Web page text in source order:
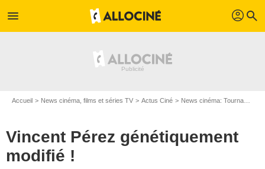
menu profil search
Accueil News cinéma, films et séries TV Actus Ciné News cinéma: Tournages
Vincent Pérez génétiquement
modifié !